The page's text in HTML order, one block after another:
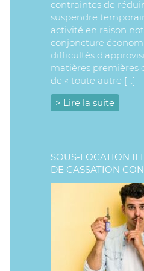
contraintes de
suspendre
activité en raison
conjoncture
difficultés
matières premières
de « toute autre […]
> Lire la suite
SOUS-LOCATION
DE CASSATION